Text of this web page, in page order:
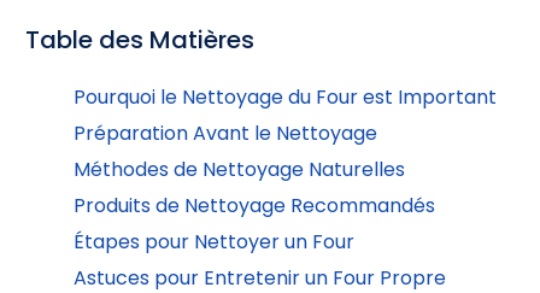
Table des Matières
Pourquoi le Nettoyage du Four est Important
Préparation Avant le Nettoyage
Méthodes de Nettoyage Naturelles
Produits de Nettoyage Recommandés
Étapes pour Nettoyer un Four
Astuces pour Entretenir un Four Propre